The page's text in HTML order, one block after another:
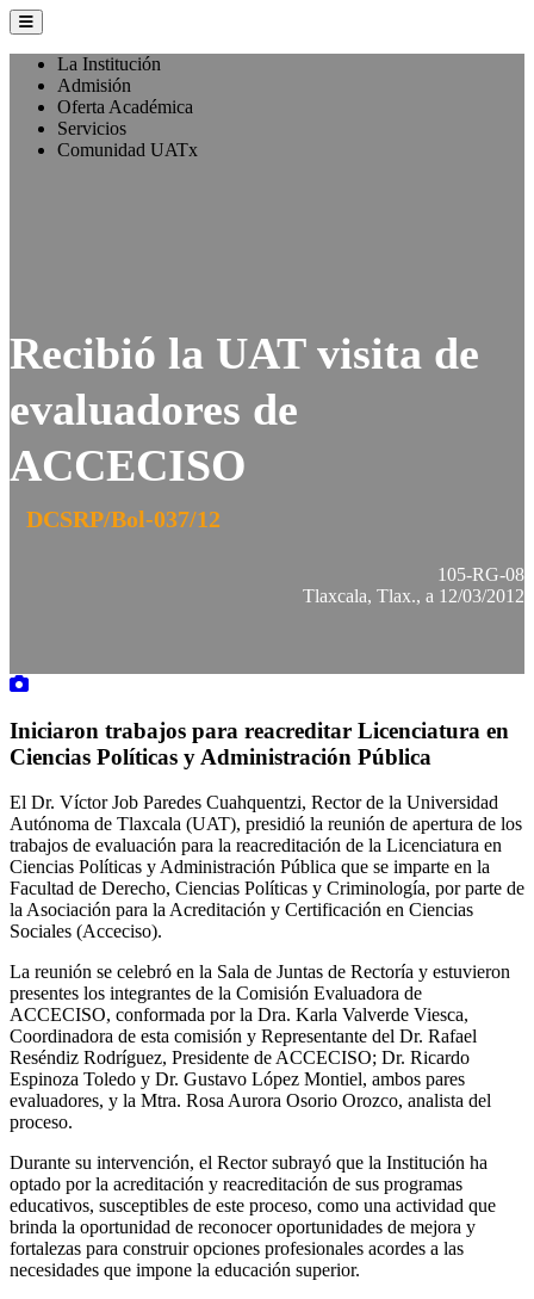
La Institución
Admisión
Oferta Académica
Servicios
Comunidad UATx
Recibió la UAT visita de
evaluadores de
ACCECISO
DCSRP/Bol-037/12
105-RG-08
Tlaxcala, Tlax., a 12/03/2012
Iniciaron trabajos para reacreditar Licenciatura en
Ciencias Políticas y Administración Pública
El Dr. Víctor Job Paredes Cuahquentzi, Rector de la Universidad
Autónoma de Tlaxcala (UAT), presidió la reunión de apertura de los
trabajos de evaluación para la reacreditación de la Licenciatura en
Ciencias Políticas y Administración Pública que se imparte en la
Facultad de Derecho, Ciencias Políticas y Criminología, por parte de
la Asociación para la Acreditación y Certificación en Ciencias
Sociales (Acceciso).
La reunión se celebró en la Sala de Juntas de Rectoría y estuvieron
presentes los integrantes de la Comisión Evaluadora de
ACCECISO, conformada por la Dra. Karla Valverde Viesca,
Coordinadora de esta comisión y Representante del Dr. Rafael
Reséndiz Rodríguez, Presidente de ACCECISO; Dr. Ricardo
Espinoza Toledo y Dr. Gustavo López Montiel, ambos pares
evaluadores, y la Mtra. Rosa Aurora Osorio Orozco, analista del
proceso.
Durante su intervención, el Rector subrayó que la Institución ha
optado por la acreditación y reacreditación de sus programas
educativos, susceptibles de este proceso, como una actividad que
brinda la oportunidad de reconocer oportunidades de mejora y
fortalezas para construir opciones profesionales acordes a las
necesidades que impone la educación superior.